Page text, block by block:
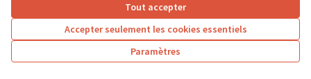
Tout accepter
Accepter seulement les cookies essentiels
Paramètres